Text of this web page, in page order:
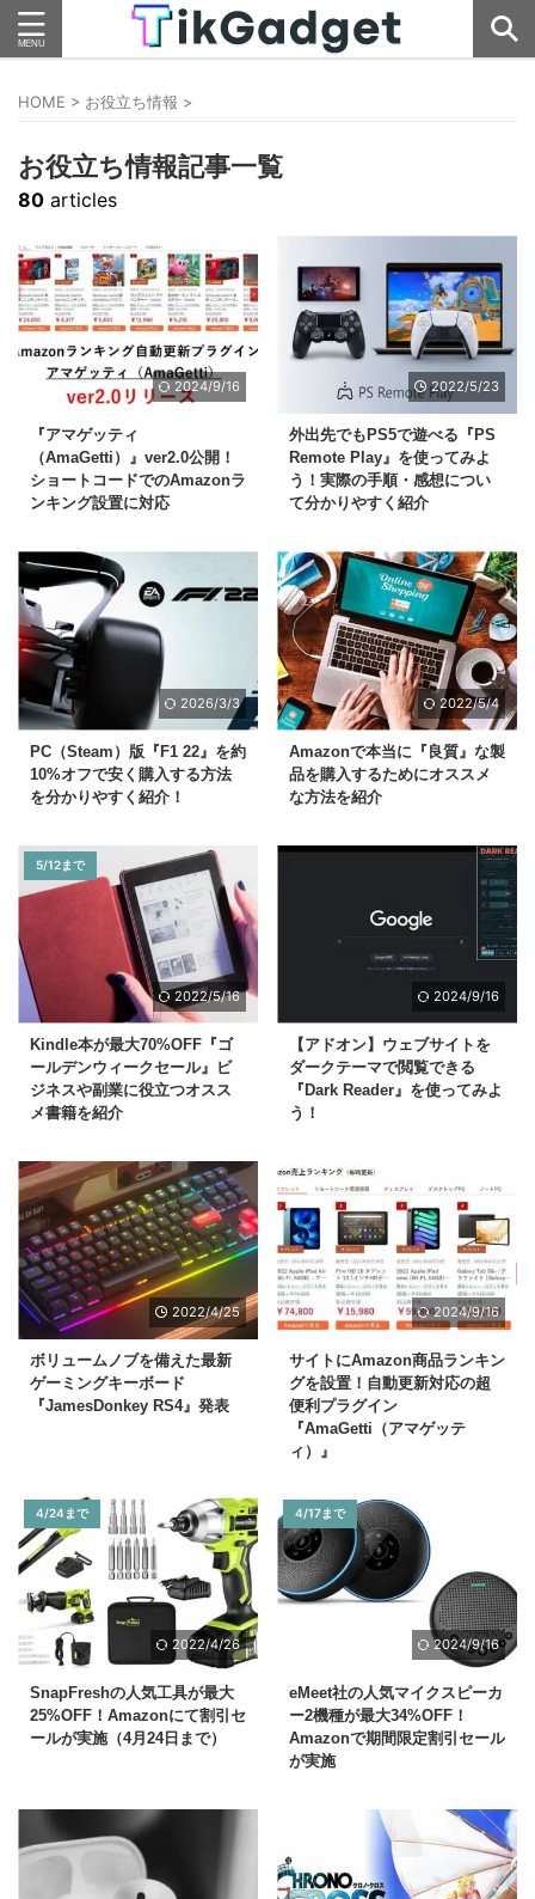
HOME > お役立ち情報 >
お役立ち情報記事一覧
80 articles
2024/9/16
『アマゲッティ
（AmaGetti）』ver2.0公開！
ショートコードでのAmazonラ
ンキング設置に対応
2022/5/23
外出先でもPS5で遊べる『PS
Remote Play』を使ってみよ
う！実際の手順・感想につい
て分かりやすく紹介
2026/3/3
PC（Steam）版『F1 22』を約
10%オフで安く購入する方法
を分かりやすく紹介！
2022/5/4
Amazonで本当に『良質』な製
品を購入するためにオススメ
な方法を紹介
5/12まで
2022/5/16
Kindle本が最大70%OFF『ゴ
ールデンウィークセール』ビ
ジネスや副業に役立つオスス
メ書籍を紹介
2024/9/16
【アドオン】ウェブサイトを
ダークテーマで閲覧できる
『Dark Reader』を使ってみよ
う！
2022/4/25
ボリュームノブを備えた最新
ゲーミングキーボード
『JamesDonkey RS4』発表
2024/9/16
サイトにAmazon商品ランキン
グを設置！自動更新対応の超
便利プラグイン
『AmaGetti（アマゲッテ
ィ）』
4/24まで
2022/4/26
SnapFreshの人気工具が最大
25%OFF！Amazonにて割引セ
ールが実施（4月24日まで）
4/17まで
2024/9/16
eMeet社の人気マイクスピーカ
ー2機種が最大34%OFF！
Amazonで期間限定割引セール
が実施